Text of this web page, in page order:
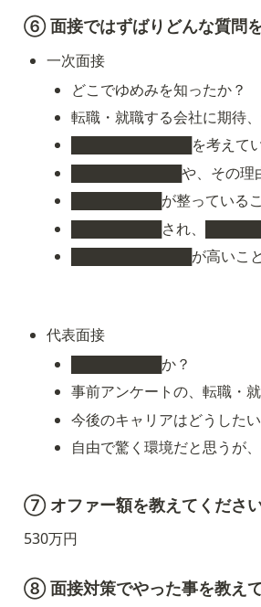
⑥ 面接ではずばりどんな質問
一次面接
どこでゆめみを知ったか？
転職・就職する会社に期待
████████████を考えて
███████████や、その理
█████████が整っている
█████████され、
████████████が高いこと
代表面接
█████████か？
事前アンケートの、転職・
今後のキャリアはどうした
自由で驚く環境だと思うが
⑦ オファー額を教えてくださ
530万円
⑧ 面接対策でやった事を教え